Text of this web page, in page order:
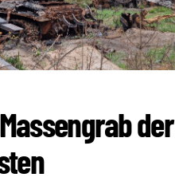
der